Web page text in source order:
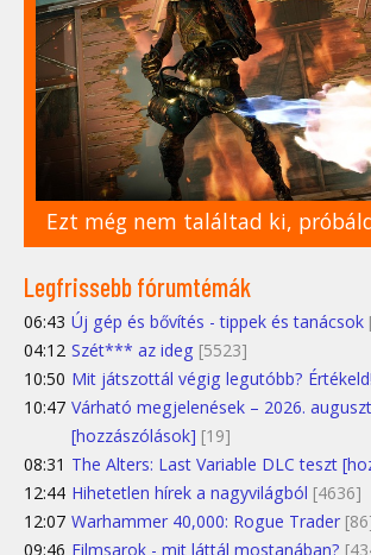
Ezt még nem találtad ki,
Legfrissebb fórumtémák
06:43 Új gép és bővítés - tippek és tanácsok
04:12 Szét*** az ideg [5523]
10:50 Mit játszottál végig legutóbb? Értékeld!
10:47 Várható megjelenések – 2026.
[hozzászólások] [19]
08:31 The Alters: Last Variable DLC teszt
12:44 Hihetetlen hírek a nagyvilágból [4636]
12:07 Warhammer 40,000: Rogue Trader
09:46 Filmsarok - mit láttál mostanában?